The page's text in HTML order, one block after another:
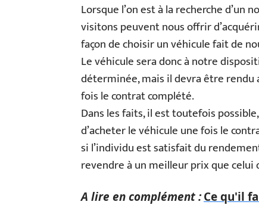
Lorsque l’on est à la recherche d’un
visitons peuvent nous offrir
façon de choisir un véhicule fait de
Le véhicule sera donc à notre
déterminée, mais il devra être rendu
fois le contrat complété.
Dans les faits, il est toutefois
d’acheter le véhicule une fois le
si l’individu est satisfait du
revendre à un meilleur prix que celui
A lire en complément :Ce qu'il